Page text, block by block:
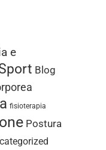
e
Blog
fisioterapia
Postura